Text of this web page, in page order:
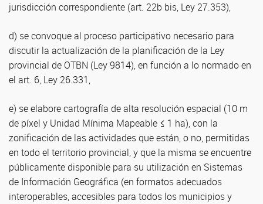
jurisdicción correspondiente (art. 22b bis, Ley 27.353),
d) se convoque al proceso participativo necesario para
discutir la actualización de la planificación de la Ley
provincial de OTBN (Ley 9814), en función a lo normado en
el art. 6, Ley 26.331,
e) se elabore cartografía de alta resolución espacial (10 m
de píxel y Unidad Mínima Mapeable ≤ 1 ha), con la
zonificación de las actividades que están, o no, permitidas
en todo el territorio provincial, y que la misma se encuentre
públicamente disponible para su utilización en Sistemas
de Información Geográfica (en formatos adecuados
interoperables, accesibles para todos los municipios y